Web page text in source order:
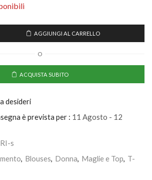
AGGIUNGI AL CARRELLO
O
ACQUISTA SUBITO
desideri
è prevista per : 11 Agosto - 12
s
, Blouses, Donna, Maglie e Top, T-